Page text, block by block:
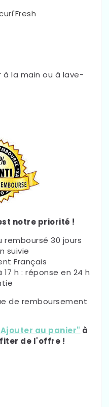
à la main ou à lave-
notre priorité !
30 jours
suivie
Français
h : réponse en 24 h
de remboursement
Ajouter au panier" à
de l'offre !